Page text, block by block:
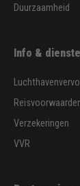
Duurzaamheid
Info &
Verzekeringen
VVR